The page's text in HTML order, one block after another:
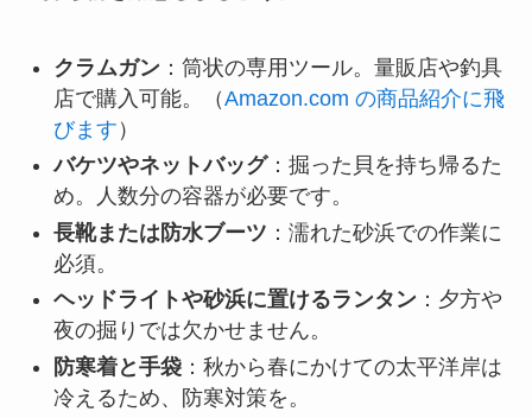
クラムガン：筒状の専用ツール。量販店や釣具
店で購入可能。（Amazon.com の商品紹介に飛
びます ）
バケツやネットバッグ：掘った貝を持ち帰るた
め。人数分の容器が必要です。
長靴または防水ブーツ ：濡れた砂浜での作業に
必須。
ヘッドライトや砂浜に置けるランタン：夕方や
夜の掘りでは欠かせません。
防寒着と手袋：秋から春にかけての太平洋岸は
冷えるため、防寒対策を。